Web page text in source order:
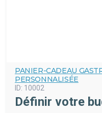
PANIER-CADEAU
PERSONNALISÉE
ID: 10002
Définir votre